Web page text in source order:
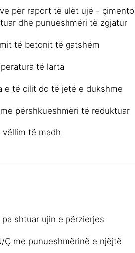
për raport të ulët ujë - çimento
dhe punueshmëri të zgjatur
të betonit të gatshëm
të larta
e të cilit do të jetë e dukshme
përshkueshmëri të reduktuar
të madh
shtuar ujin e përzierjes
Ç me punueshmërinë e njëjtë